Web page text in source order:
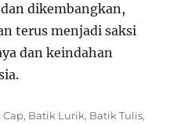
dikembangkan,
terus menjadi saksi
dan keindahan
Cap, Batik Lurik, Batik Tulis,